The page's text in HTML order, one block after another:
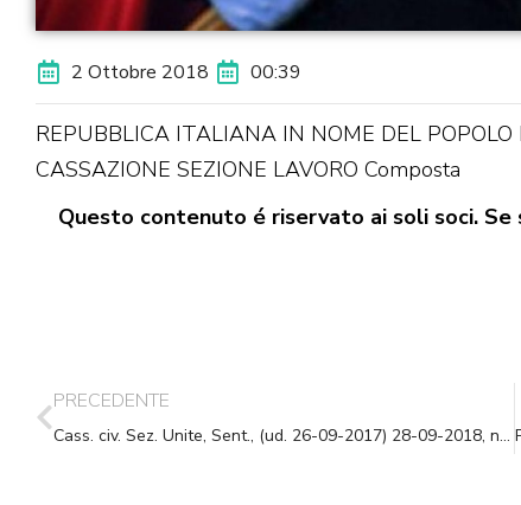
2 Ottobre 2018 00:39
REPUBBLICA ITALIANA IN NOME DEL
CASSAZIONE SEZIONE LAVORO Composta
Questo contenuto é riservato ai soli soci.
PRECEDENTE
Cass. civ. Sez. Unite, Sent., (ud. 26-09-2017) 28-09-2018, n. 23620